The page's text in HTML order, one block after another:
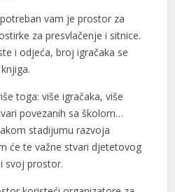
vam je prostor za
za presvlačenje i sitnice.
i odjeća, broj igračaka se
toga: više igračaka, više
povezanih sa školom…
stadijumu razvoja
će te važne stvari djetetovog
svoj prostor.